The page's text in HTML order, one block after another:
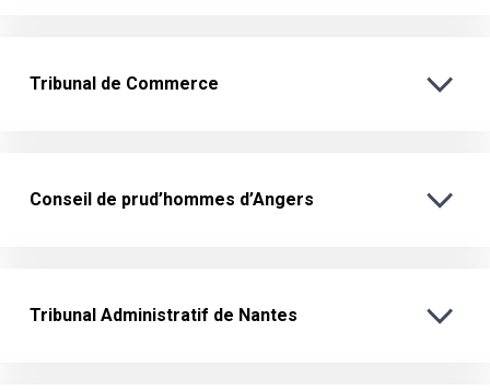
Tribunal de Commerce
Conseil de prud’hommes d’Angers
Tribunal Administratif de Nantes